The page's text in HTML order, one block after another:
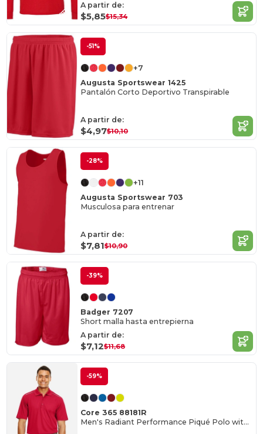
A partir de:
$5,85$15,34
-51%
+7
Augusta Sportswear 1425
Pantalón Corto Deportivo Transpirable
A partir de:
$4,97$10,10
-28%
+11
Augusta Sportswear 703
Musculosa para entrenar
A partir de:
$7,81$10,90
-39%
Badger 7207
Short malla hasta entrepierna
A partir de:
$7,12$11,68
-59%
Core 365 88181R
Men's Radiant Performance Piqué Polo with Reflective Piping